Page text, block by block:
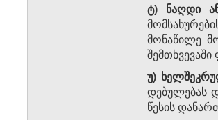
ტ) ნაღდი
მონაწილე
უ)
დებულებას
წესის